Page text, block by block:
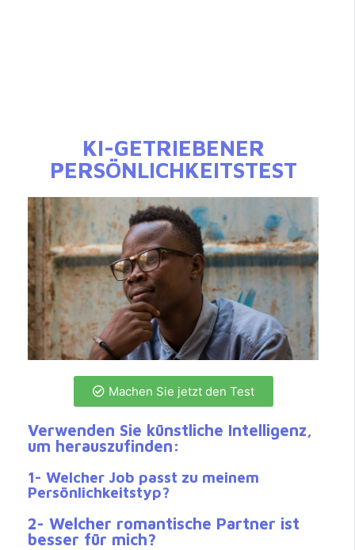
KI-GETRIEBENER
PERSÖNLICHKEITSTEST
Machen Sie jetzt den Test
Verwenden Sie künstliche Intelligenz,
um herauszufinden:
1- Welcher Job passt zu meinem
Persönlichkeitstyp?
2- Welcher romantische Partner ist
besser für mich?